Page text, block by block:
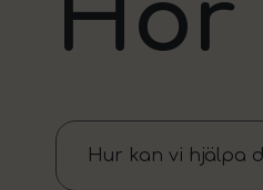
Hör
Hur kan vi hjälpa